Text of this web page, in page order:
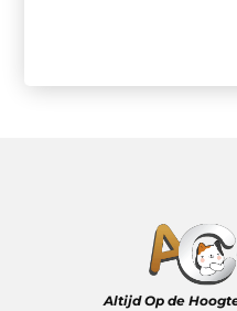
Altijd Op de